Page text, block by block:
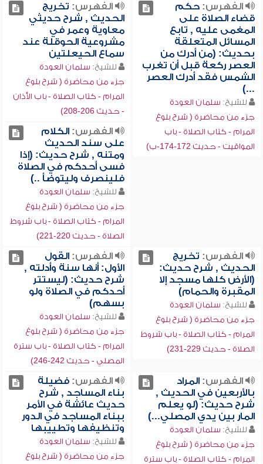
الفهرس:حكم
قضاء الصلاة على
المغمى عليه , تابع
المسائل المتعلقة
بحديث: (من أدرك من
العصر ركعة قبل أن تغرب
الشمس فقد أدرك العصر
...)
للشيخ: سلمان العودة
جزء من محاضرة ( شرح بلوغ
المرام - كتاب الصلاة - باب
المواقيت - حديث 172-174-ب)
الفهرس: تخريج
الحديث , شرح حديثي
معاوية وعمر في
مشروعية الحوقلة عند
سماع الحيعلتين
للشيخ: سلمان العودة
جزء من محاضرة ( شرح بلوغ
المرام - كتاب الصلاة - باب الأذان
- حديث 206-208)
الفهرس:الكلام
على سند الحديث
ومتنه , شرح حديث: (إذا
فسى أحدكم في الصلاة
فلينصرف وليتوضأ ..)
للشيخ: سلمان العودة
جزء من محاضرة ( شرح بلوغ
المرام - كتاب الصلاة - باب شروط
الصلاة - حديث 220-221)
الفهرس: تخريج
الحديث , شرح حديث:
(الأرض كلها مسجد إلا
المقبرة والحمام)
للشيخ: سلمان العودة
جزء من محاضرة ( شرح بلوغ
المرام - كتاب الصلاة - باب شروط
الصلاة - حديث 229-231)
الفهرس:القول
الأول: أنها سنة وأدلته ,
شرح حديث: (ليستتر
أحدكم في الصلاة ولو
بسهم)
للشيخ: سلمان العودة
جزء من محاضرة ( شرح بلوغ
المرام - كتاب الصلاة - باب سترة
المصلي - حديث 242-246)
الفهرس:المراد
بالأربعين في الحديث ,
شرح حديث: (لو يعلم
المار بين يدي المصلي...)
للشيخ: سلمان العودة
جزء من محاضرة ( شرح بلوغ
المرام - كتاب الصلاة - باب سترة
الفهرس:فضيلة
بناء المساجد , شرح
حديث عائشة في الأمر
ببناء المساجد في الدور
وتنظيفها وتطييبها
للشيخ: سلمان العودة
جزء من محاضرة ( شرح بلوغ